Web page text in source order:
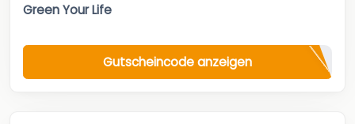
Green Your Life
Gutscheincode anzeigen